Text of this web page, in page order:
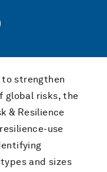
to strengthen
global risks, the
& Resilience
use
and sizes